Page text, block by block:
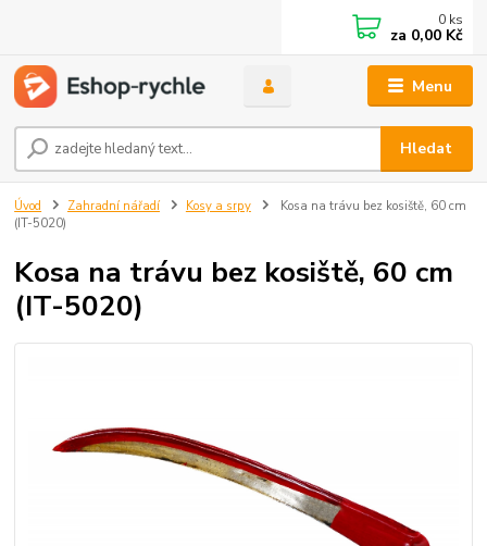
Menu
Hledat
0 ks
za 0,00 Kč
Úvod Zahradní nářadí Kosy a srpy
Kosa na trávu bez kosiště, 60 cm
(IT-5020)
Kosa na trávu bez kosiště, 60 cm
(IT-5020)